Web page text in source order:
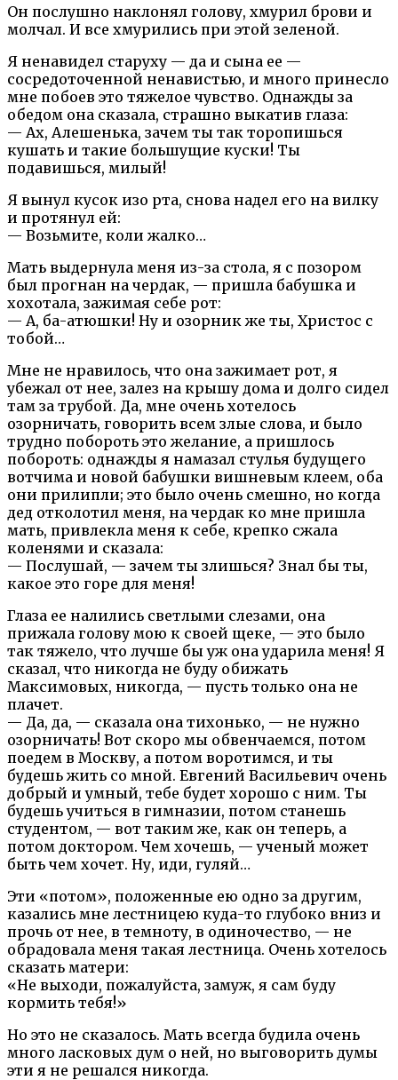
Он послушно наклонял голову, хмурил брови и
молчал. И все хмурились при этой зеленой.
Я ненавидел старуху — да и сына ее —
сосредоточенной ненавистью, и много принесло
мне побоев это тяжелое чувство. Однажды за
обедом она сказала, страшно выкатив глаза:
— Ах, Алешенька, зачем ты так торопишься
кушать и такие большущие куски! Ты
подавишься, милый!
Я вынул кусок изо рта, снова надел его на вилку
и протянул ей:
— Возьмите, коли жалко…
Мать выдернула меня из-за стола, я с позором
был прогнан на чердак, — пришла бабушка и
хохотала, зажимая себе рот:
— А, ба-атюшки! Ну и озорник же ты, Христос с
тобой…
Мне не нравилось, что она зажимает рот, я
убежал от нее, залез на крышу дома и долго сидел
там за трубой. Да, мне очень хотелось
озорничать, говорить всем злые слова, и было
трудно побороть это желание, а пришлось
побороть: однажды я намазал стулья будущего
вотчима и новой бабушки вишневым клеем, оба
они прилипли; это было очень смешно, но когда
дед отколотил меня, на чердак ко мне пришла
мать, привлекла меня к себе, крепко сжала
коленями и сказала:
— Послушай, — зачем ты злишься? Знал бы ты,
какое это горе для меня!
Глаза ее налились светлыми слезами, она
прижала голову мою к своей щеке, — это было
так тяжело, что лучше бы уж она ударила меня! Я
сказал, что никогда не буду обижать
Максимовых, никогда, — пусть только она не
плачет.
— Да, да, — сказала она тихонько, — не нужно
озорничать! Вот скоро мы обвенчаемся, потом
поедем в Москву, а потом воротимся, и ты
будешь жить со мной. Евгений Васильевич очень
добрый и умный, тебе будет хорошо с ним. Ты
будешь учиться в гимназии, потом станешь
студентом, — вот таким же, как он теперь, а
потом доктором. Чем хочешь, — ученый может
быть чем хочет. Ну, иди, гуляй…
Эти «потом», положенные ею одно за другим,
казались мне лестницею куда-то глубоко вниз и
прочь от нее, в темноту, в одиночество, — не
обрадовала меня такая лестница. Очень хотелось
сказать матери:
«Не выходи, пожалуйста, замуж, я сам буду
кормить тебя!»
Но это не сказалось. Мать всегда будила очень
много ласковых дум о ней, но выговорить думы
эти я не решался никогда.